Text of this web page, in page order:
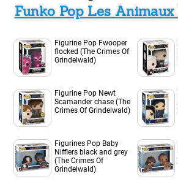
Funko Pop Les Animaux
Figurine Pop Fwooper
flocked (The Crimes Of
Grindelwald)
Figurine Pop Newt
Scamander chase (The
Crimes Of Grindelwald)
Figurines Pop Baby
Nifflers black and grey
(The Crimes Of
Grindelwald)